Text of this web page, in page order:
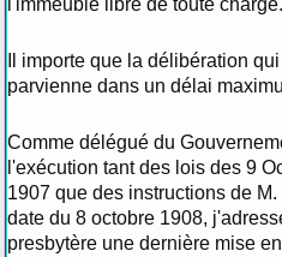
l'immeuble libre de toute charge.
Il importe que la délibération
parvienne dans un délai
Comme délégué du
l'exécution tant des lois des 9
1907 que des instructions de
date du 8 octobre 1908,
presbytère une dernière mise